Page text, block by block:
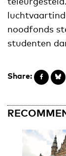
noodfonds
studenten
Share: